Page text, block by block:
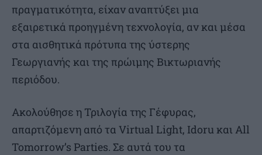
πραγματικότητα, είχαν αναπτύξει μια
εξαιρετικά προηγμένη τεχνολογία, αν και μέσα
στα αισθητικά πρότυπα της ύστερης
Γεωργιανής και της πρώιμης Βικτωριανής
περιόδου.
Ακολούθησε η Τριλογία της Γέφυρας,
απαρτιζόμενη από τα Virtual Light, Idoru και All
Tomorrow’s Parties. Σε αυτά του τα